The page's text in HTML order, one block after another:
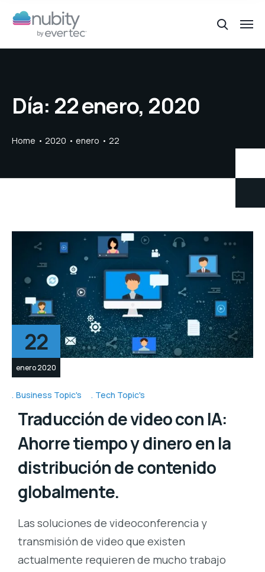
Día: 22 enero, 2020
Home 2020 enero 22
22
enero 2020
Business Topic's Tech Topic's
Traducción de video con IA:
Ahorre tiempo y dinero en la
distribución de contenido
globalmente.
Las soluciones de videoconferencia y
transmisión de video que existen
actualmente requieren de mucho trabajo